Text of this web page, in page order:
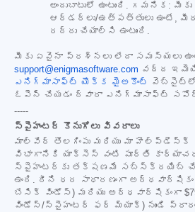
అందుబాటులో ఉంటుంది. గమనిక:
ఆర్డర్‌లు/ఉత్పత్తులు ఉంటే,
రద్దు చేయాల్సి ఉంటుంది.
మీకు ఏవైనా ప్రశ్నలు లేదా సమస్యలు
support@enigmasoftware.com వద్ద
ఎనిగ్మాసాఫ్ట్ యొక్క మైఅకౌంట్
ఓపెన్ చేయడం ద్వారా ఎనిగ్మాసాఫ్ట్
-----
స్పైహంటర్ కొనుగోలు వివరాలు
మాల్‌వేర్ తొలగింపు మరియు మా
విభాగానికి యాక్సెస్ వంటి పూర్తి
స్పైహంటర్‌కు తక్షణమే సబ్‌స్క్రయిబ్
ఉంది. దీని ధర సాధారణంగా
బేసిక్ విండోస్) మరియు అర్ధవార్షికంగా
విండోస్/స్పైహంటర్ ఫర్ మ్యాక్) నుండి